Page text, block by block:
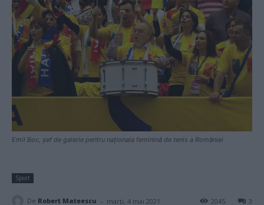
Emil Boc, șef de galerie pentru naționala feminină de tenis a României
Sport
De Robert Mateescu - marți, 4 mai 2021 3
2045